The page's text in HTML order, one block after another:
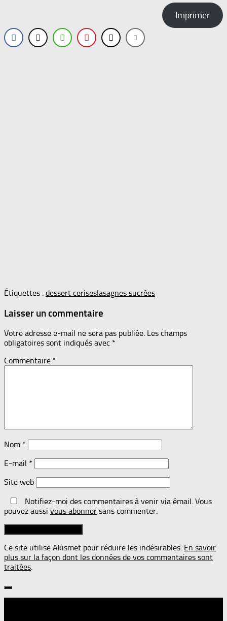
Imprimer
Étiquettes : dessert ceriseslasagnes sucrées
Laisser un commentaire
Votre adresse e-mail ne sera pas publiée. Les champs
obligatoires sont indiqués avec *
Commentaire *
Nom *
E-mail *
Site web
Notifiez-moi des commentaires à venir via émail. Vous
pouvez aussi vous abonner sans commenter.
Ce site utilise Akismet pour réduire les indésirables. En savoir
plus sur la façon dont les données de vos commentaires sont
traitées.